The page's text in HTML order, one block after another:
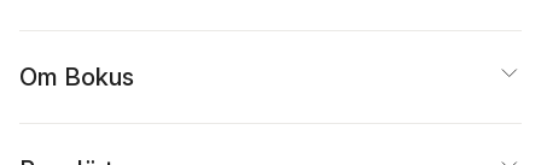
Om Bokus